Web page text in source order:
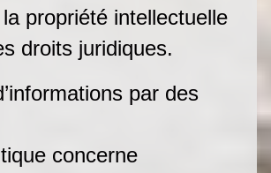
la propriété intellectuelle
droits juridiques.
par des
concerne